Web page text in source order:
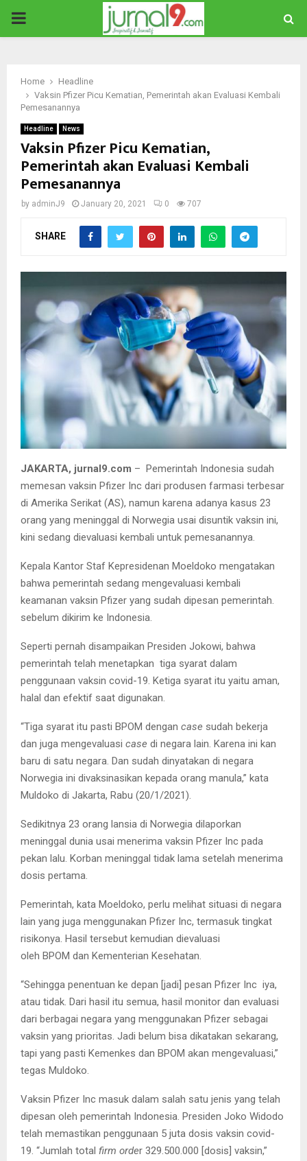
PRIMARY
Home
Headline
Vaksin Pfizer Picu Kematian, Pemerintah akan Evaluasi Kembali
Pemesanannya
Headline News
Vaksin Pfizer Picu Kematian,
Pemerintah akan Evaluasi Kembali
Pemesanannya
by adminJ9 January 20, 2021 0 707
SHARE
JAKARTA, jurnal9.com – Pemerintah Indonesia sudah
memesan vaksin Pfizer Inc dari produsen farmasi terbesar
di Amerika Serikat (AS), namun karena adanya kasus 23
orang yang meninggal di Norwegia usai disuntik vaksin ini,
kini sedang dievaluasi kembali untuk pemesanannya.
Kepala Kantor Staf Kepresidenan Moeldoko mengatakan
bahwa pemerintah sedang mengevaluasi kembali
keamanan vaksin Pfizer yang sudah dipesan pemerintah.
sebelum dikirim ke Indonesia.
Seperti pernah disampaikan Presiden Jokowi, bahwa
pemerintah telah menetapkan tiga syarat dalam
penggunaan vaksin covid-19. Ketiga syarat itu yaitu aman,
halal dan efektif saat digunakan.
“Tiga syarat itu pasti BPOM dengan case sudah bekerja
dan juga mengevaluasi case di negara lain. Karena ini kan
baru di satu negara. Dan sudah dinyatakan di negara
Norwegia ini divaksinasikan kepada orang manula,” kata
Muldoko di Jakarta, Rabu (20/1/2021).
Sedikitnya 23 orang lansia di Norwegia dilaporkan
meninggal dunia usai menerima vaksin Pfizer Inc pada
pekan lalu. Korban meninggal tidak lama setelah menerima
dosis pertama.
Pemerintah, kata Moeldoko, perlu melihat situasi di negara
lain yang juga menggunakan Pfizer Inc, termasuk tingkat
risikonya. Hasil tersebut kemudian dievaluasi
oleh BPOM dan Kementerian Kesehatan.
“Sehingga penentuan ke depan [jadi] pesan Pfizer Inc iya,
atau tidak. Dari hasil itu semua, hasil monitor dan evaluasi
dari berbagai negara yang menggunakan Pfizer sebagai
vaksin yang prioritas. Jadi belum bisa dikatakan sekarang,
tapi yang pasti Kemenkes dan BPOM akan mengevaluasi,”
tegas Muldoko.
Vaksin Pfizer Inc masuk dalam salah satu jenis yang telah
dipesan oleh pemerintah Indonesia. Presiden Joko Widodo
telah memastikan penggunaan 5 juta dosis vaksin covid-
19. “Jumlah total firm order 329.500.000 [dosis] vaksin,”